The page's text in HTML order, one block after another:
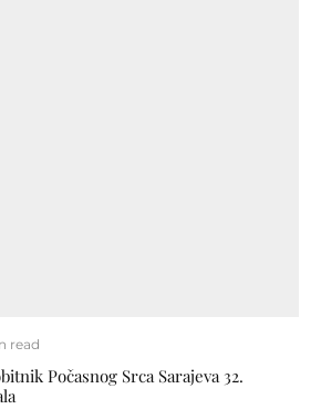
read
Počasnog Srca Sarajeva 32.